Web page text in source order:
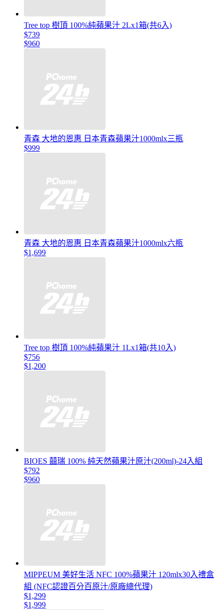
Tree top 樹頂 100%純蘋果汁 2Lx1箱(共6入)
$739
$960
青森 大地的恩惠 日本青森蘋果汁1000mlx三瓶
$999
青森 大地的恩惠 日本青森蘋果汁1000mlx六瓶
$1,699
Tree top 樹頂 100%純蘋果汁 1Lx1箱(共10入)
$756
$1,200
BIOES 囍瑞 100% 純天然蘋果汁原汁(200ml)-24入組
$792
$960
MIPPEUM 美好生活 NFC 100%蘋果汁 120mlx30入禮盒
組 (NFC認證百分百原汁/原廠總代理)
$1,299
$1,999